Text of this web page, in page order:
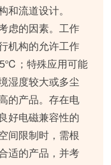
和流道设计。
虑的因素。工作
机构的允许工作
；特殊应用可能
湿度较大或多尘
的产品。存在电
好电磁兼容性的
间限制时，需根
适的产品，并考